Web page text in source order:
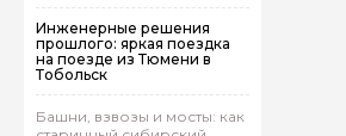
Инженерные решения
прошлого: яркая поездка
на поезде из Тюмени в
Тобольск
Башни, взвозы и мосты: как